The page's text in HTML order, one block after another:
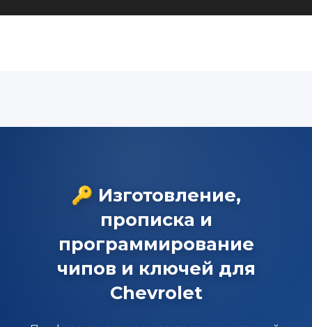
🔑 Изготовление,
прописка и
программирование
чипов и ключей для
Chevrolet